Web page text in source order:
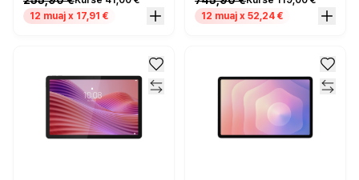
12 muaj x 17,91 €
12 muaj x 52,24 €